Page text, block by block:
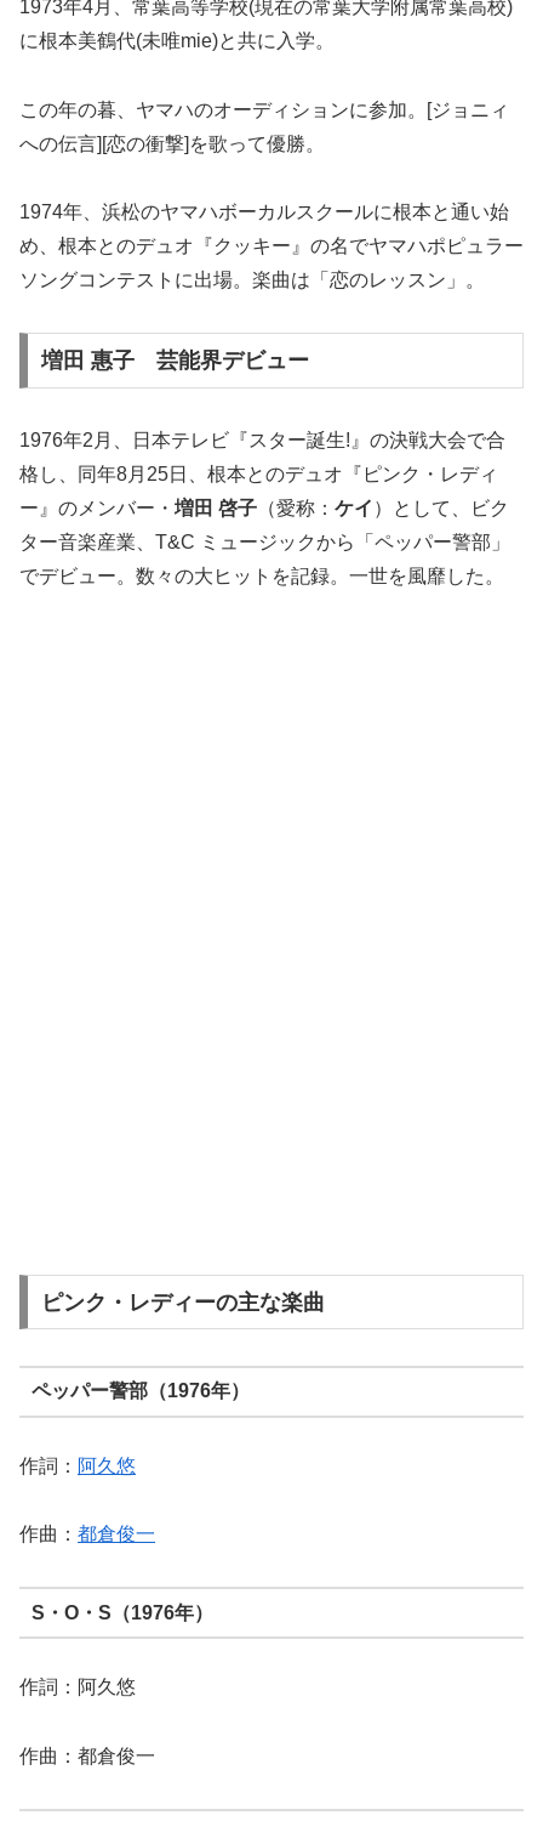
1973年4月、常葉高等学校(現在の常葉大学附属常葉高校)
に根本美鶴代(未唯mie)と共に入学。
この年の暮、ヤマハのオーディションに参加。[ジョニィ
への伝言][恋の衝撃]を歌って優勝。
1974年、浜松のヤマハボーカルスクールに根本と通い始
め、根本とのデュオ『クッキー』の名でヤマハポピュラー
ソングコンテストに出場。楽曲は「恋のレッスン」。
増田 惠子 芸能界デビュー
1976年2月、日本テレビ『スター誕生!』の決戦大会で合
格し、同年8月25日、根本とのデュオ『ピンク・レディ
ー』のメンバー・ 増田 啓子 （愛称： ケイ ）として、ビク
ター音楽産業、T&C ミュージックから「ペッパー警部」
でデビュー。数々の大ヒットを記録。一世を風靡した。
ピンク・レディーの主な楽曲
ペッパー警部（1976年）
作詞： 阿久悠
作曲： 都倉俊一
S・O・S（1976年）
作詞：阿久悠
作曲：都倉俊一